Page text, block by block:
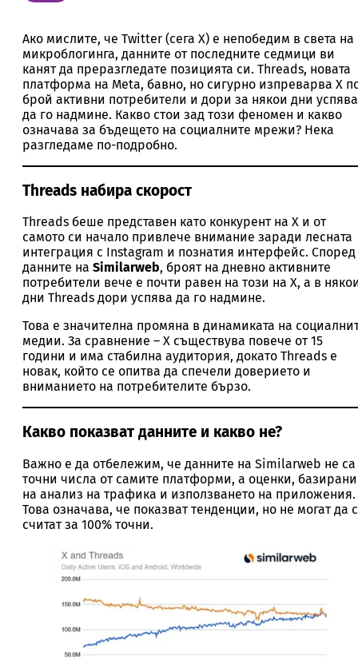
Ако мислите, че Twitter (сега X) е непобедим в света на
микроблогинга, данните от последните седмици ви
канят да преразгледате позицията си. Threads, новата
платформа на Meta, бавно, но сигурно изпреварва X
брой активни потребители и дори за някои дни успява
да го надмине. Какво стои зад този феномен и какво
означава за бъдещето на социалните мрежи? Нека
разгледаме по-подробно.
Threads набира скорост
Threads беше представен като конкурент на X и от
самото си начало привлече внимание заради лесната
интеграция с Instagram и познатия интерфейс. Според
данните на Similarweb, броят на дневно активните
потребители вече е почти равен на този на X, а в
дни Threads дори успява да го надмине.
Това е значителна промяна в динамиката на
медии. За сравнение – X съществува повече от 15
години и има стабилна аудитория, докато Threads е
новак, който се опитва да спечели доверието и
вниманието на потребителите бързо.
Какво показват данните и какво не?
Важно е да отбележим, че данните на Similarweb не са
точни числа от самите платформи, а оценки, базирани
на анализ на трафика и използването на приложения.
Това означава, че показват тенденции, но не могат да
считат за 100% точни.